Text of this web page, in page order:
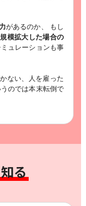
があるのか、
もし
模拡大した場合の
ュレーションも事
ない、人を雇った
うのでは本末転倒で
る